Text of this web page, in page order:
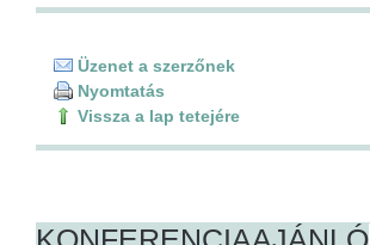
Üzenet a szerzőnek
Nyomtatás
Vissza a lap tetejére